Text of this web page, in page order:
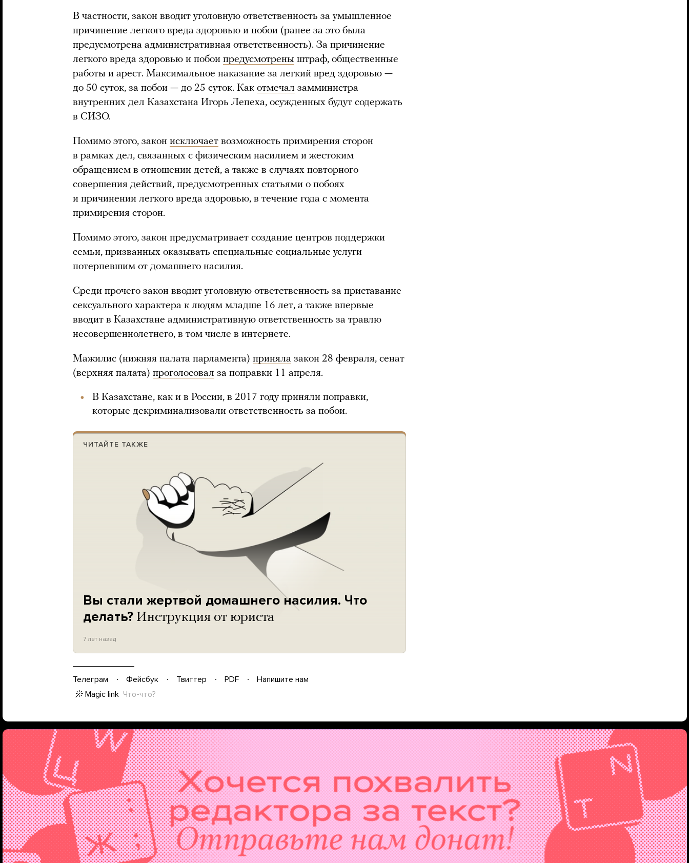
В частности, закон вводит уголовную ответственность за умышленное
причинение легкого вреда здоровью и побои (ранее за это была
предусмотрена административная ответственность). За причинение
легкого вреда здоровью и побои предусмотрены штраф, общественные
работы и арест. Максимальное наказание за легкий вред здоровью —
до 50 суток, за побои — до 25 суток. Как отмечал замминистра
внутренних дел Казахстана Игорь Лепеха, осужденных будут содержать
в СИЗО.
Помимо этого, закон исключает возможность примирения сторон
в рамках дел, связанных с физическим насилием и жестоким
обращением в отношении детей, а также в случаях повторного
совершения действий, предусмотренных статьями о побоях
и причинении легкого вреда здоровью, в течение года с момента
примирения сторон.
Помимо этого, закон предусматривает создание центров поддержки
семьи, призванных оказывать специальные социальные услуги
потерпевшим от домашнего насилия.
Среди прочего закон вводит уголовную ответственность за приставание
сексуального характера к людям младше 16 лет, а также впервые
вводит в Казахстане административную ответственность за травлю
несовершеннолетнего, в том числе в интернете.
Мажилис (нижняя палата парламента) приняла закон 28 февраля, сенат
(верхняя палата) проголосовал за поправки 11 апреля.
В Казахстане, как и в России, в 2017 году приняли поправки,
которые декриминализовали ответственность за побои.
ЧИТАЙТЕ ТАКЖЕ
Вы стали жертвой домашнего насилия. Что
делать? Инструкция от юриста
7 лет назад
Телеграм Фейсбук Твиттер PDF
Напишите нам
Magic link Что-что?